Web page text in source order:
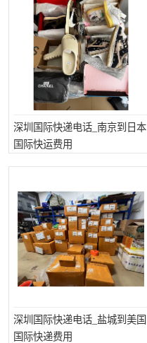
深圳国际快递电话_南京到日本
国际快运费用
深圳国际快递电话_盐城到美国
国际快递费用